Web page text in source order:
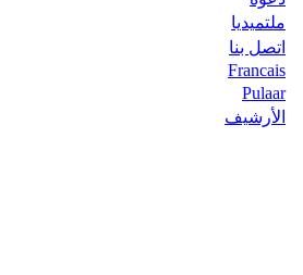
ملتميديا
اتصل بنا
Francais
Pulaar
الأرشيف